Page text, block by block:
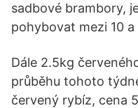
sadbové brambory,
pohybovat mezi 10 a
Dále 2.5kg
průběhu tohoto
červený rybíz, cena